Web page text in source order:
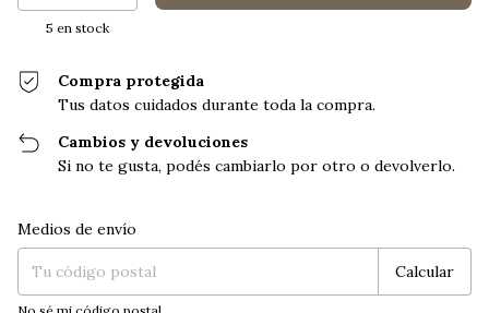
5 en stock
Compra protegida
Tus datos cuidados durante toda la compra.
Cambios y devoluciones
Si no te gusta, podés cambiarlo por otro o devolverlo.
Entregas para el CP:
Medios de envío
Calcular